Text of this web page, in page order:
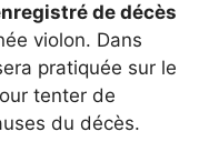
de décès
violon. Dans
pratiquée sur le
tenter de
du décès.